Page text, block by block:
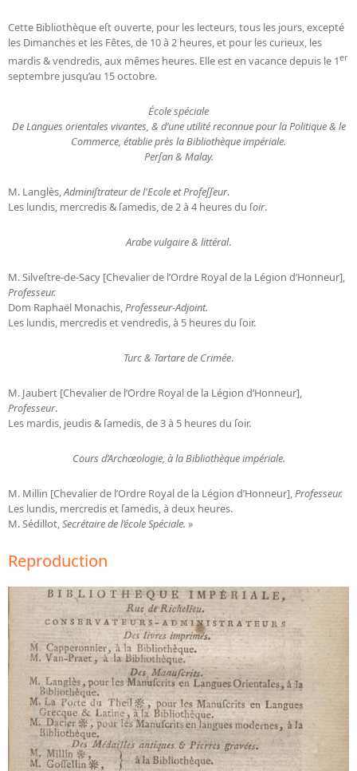
Cette Bibliothèque eſt ouverte, pour les lecteurs, tous les jours, excepté
les Dimanches et les Fêtes, de 10 à 2 heures, et pour les curieux, les
mardis & vendredis, aux mêmes heures. Elle est en vacance depuis le 1er
septembre jusqu’au 15 octobre.
École spéciale
De Langues orientales vivantes, & d’une utilité reconnue pour la Politique & le
Commerce, établie près la Bibliothèque impériale.
Perſan & Malay.
M. Langlès,Adminiſtrateur de l'Ecole et Profeſſeur.
Les lundis, mercredis & ſamedis, de 2 à 4 heures du ſoir.
Arabe vulgaire & littéral.
M. Silveſtre-de-Sacy [Chevalier de l’Ordre Royal de la Légion d’Honneur],
Professeur.
Dom Raphaël Monachis,Professeur-Adjoint.
Les lundis, mercredis et vendredis, à 5 heures du ſoir.
Turc & Tartare de Crimée.
M. Jaubert [Chevalier de l’Ordre Royal de la Légion d’Honneur],
Professeur.
Les mardis, jeudis & ſamedis, de 3 à 5 heures du ſoir.
Cours d’Archœologie, à la Bibliothèque impériale.
M. Millin [Chevalier de l’Ordre Royal de la Légion d’Honneur],Professeur.
Les lundis, mercredis et ſamedis, à deux heures.
M. Sédillot,Secrétaire de l’école Spéciale. »
Reproduction